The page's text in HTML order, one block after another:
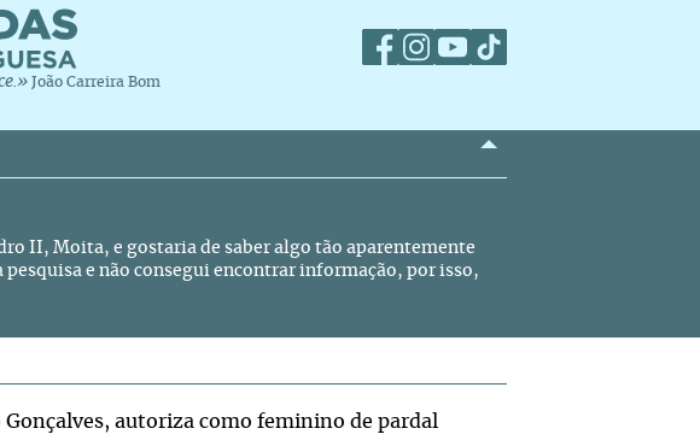
João Carreira Bom
II, Moita, e gostaria de saber algo tão aparentemente
e não consegui encontrar informação, por isso,
autoriza como feminino de pardal